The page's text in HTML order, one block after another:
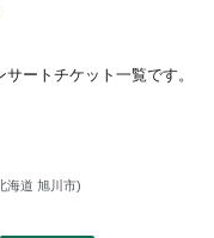
ートチケット一覧です。
海道 旭川市)